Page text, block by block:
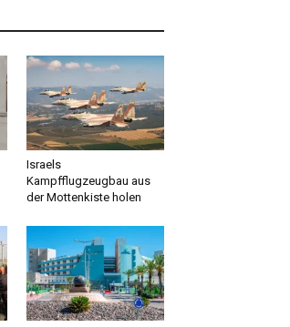
Israels
Kampfflugzeugbau aus
der Mottenkiste holen